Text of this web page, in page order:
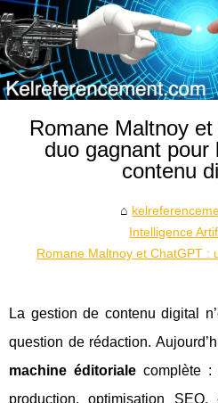
Romane Maltnoy
duo gagnant pour
contenu
Intelligence
Romane Maltnoy et ChatGPT :
La gestion de contenu digital
question de rédaction.
machine éditorialecomplète :
production, optimisation